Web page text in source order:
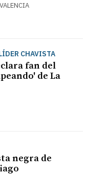
CHAVISTA
fan del
de La
negra de